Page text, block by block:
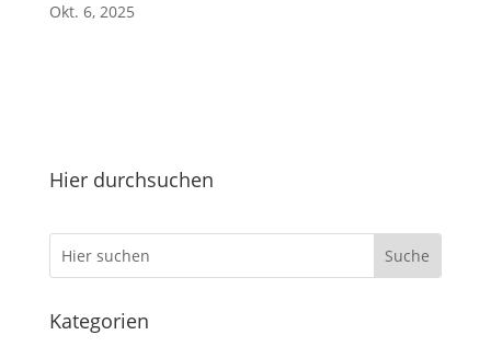
Okt. 6, 2025
Hier durchsuchen
Kategorien